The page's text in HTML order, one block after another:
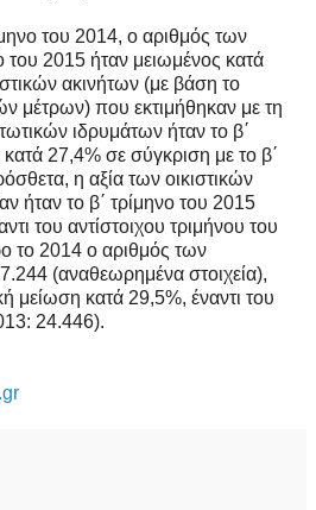
του 2014, ο αριθμός των
του 2015 ήταν μειωμένος κατά
ακινήτων (με βάση το
μέτρων) που εκτιμήθηκαν με τη
ιδρυμάτων ήταν το β΄
27,4% σε σύγκριση με το β΄
η αξία των οικιστικών
ήταν το β΄ τρίμηνο του 2015
του αντίστοιχου τριμήνου του
το 2014 ο αριθμός των
(αναθεωρημένα στοιχεία),
μείωση κατά 29,5%, έναντι του
24.446).